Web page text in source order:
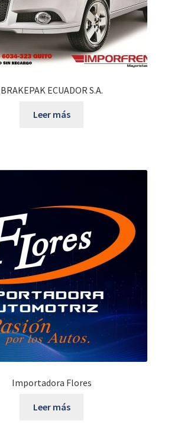
BRAKEPAK ECUADOR S.A.
Leer más
Importadora Flores
Leer más